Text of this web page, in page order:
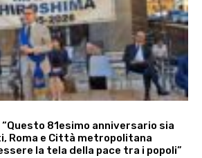
“Questo 81esimo anniversario sia
Roma e Città metropolitana
la tela della pace tra i popoli”